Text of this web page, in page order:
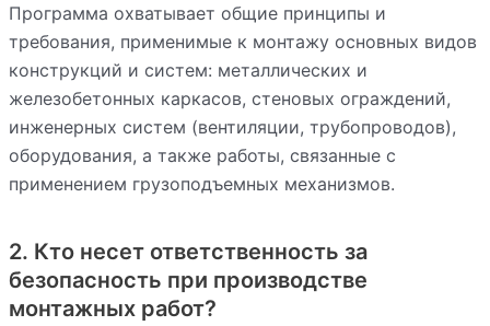
Программа охватывает общие принципы и
требования, применимые к монтажу основных видов
конструкций и систем: металлических и
железобетонных каркасов, стеновых ограждений,
инженерных систем (вентиляции, трубопроводов),
оборудования, а также работы, связанные с
применением грузоподъемных механизмов.
2. Кто несет ответственность за
безопасность при производстве
монтажных работ?